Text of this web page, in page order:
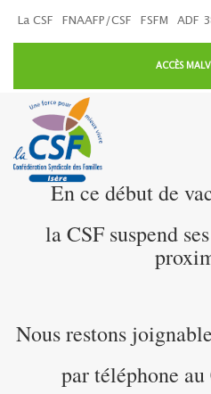
La CSF FNAAFP/CSF FSFM ADF
ACCÈS
En ce début de
la CSF suspend
Nous restons
par téléphone